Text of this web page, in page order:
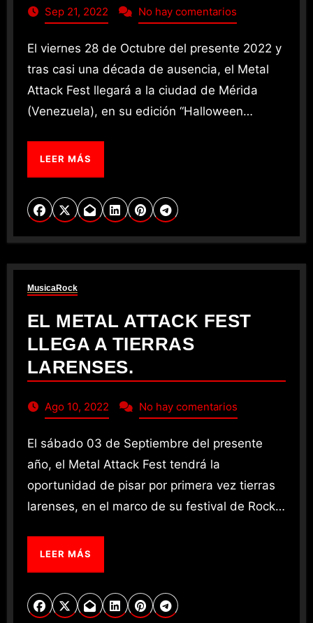
Sep 21, 2022 No hay comentarios
El viernes 28 de Octubre del presente 2022 y
tras casi una década de ausencia, el Metal
Attack Fest llegará a la ciudad de Mérida
(Venezuela), en su edición “Halloween…
LEER MÁS
MusicaRock
EL METAL ATTACK FEST
LLEGA A TIERRAS
LARENSES.
Ago 10, 2022 No hay comentarios
El sábado 03 de Septiembre del presente
año, el Metal Attack Fest tendrá la
oportunidad de pisar por primera vez tierras
larenses, en el marco de su festival de Rock…
LEER MÁS